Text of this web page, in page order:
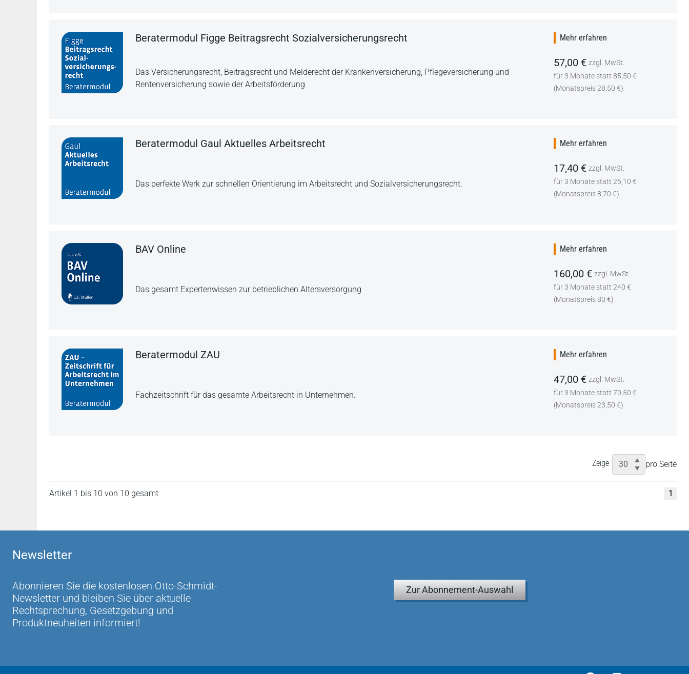
Beratermodul Figge Beitragsrecht Sozialversicherungsrecht
Das Versicherungsrecht, Beitragsrecht und Melderecht der Krankenversicherung, Pflegeversicherung und
Rentenversicherung sowie der Arbeitsförderung
Mehr erfahren
57,00 € zzgl. MwSt.
für 3 Monate statt 85,50 €
(Monatspreis 28,50 €)
Beratermodul Gaul Aktuelles Arbeitsrecht
Das perfekte Werk zur schnellen Orientierung im Arbeitsrecht und Sozialversicherungsrecht.
Mehr erfahren
17,40 € zzgl. MwSt.
für 3 Monate statt 26,10 €
(Monatspreis 8,70 €)
BAV Online
Das gesamt Expertenwissen zur betrieblichen Altersversorgung
Mehr erfahren
160,00 € zzgl. MwSt.
für 3 Monate statt 240 €
(Monatspreis 80 €)
Beratermodul ZAU
Fachzeitschrift für das gesamte Arbeitsrecht in Unternehmen.
Mehr erfahren
47,00 € zzgl. MwSt.
für 3 Monate statt 70,50 €
(Monatspreis 23,50 €)
Zeige pro Seite
Artikel 1 bis 10 von 10 gesamt 1
Newsletter
Abonnieren Sie die kostenlosen Otto-Schmidt-
Newsletter und bleiben Sie über aktuelle
Rechtsprechung, Gesetzgebung und
Produktneuheiten informiert!
Zur Abonnement-Auswahl